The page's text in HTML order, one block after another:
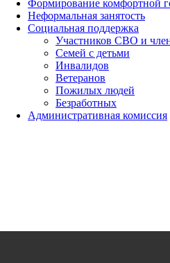
Формирование комфортной
Неформальная занятость
Социальная поддержка
Участников СВО и
Семей с детьми
Инвалидов
Ветеранов
Пожилых людей
Безработных
Административная комиссия